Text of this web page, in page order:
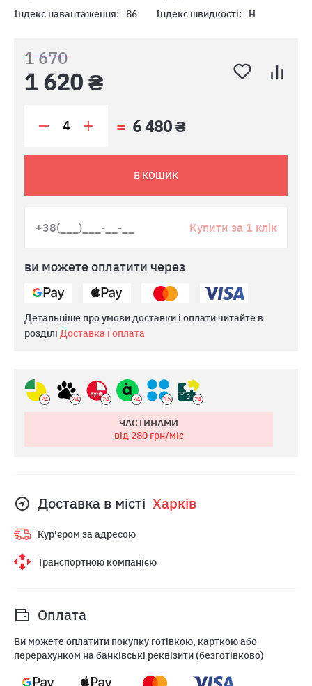
Індекс навантаження:
86 Індекс швидкості: H
1 670
1 620 ₴
6 480 ₴
В КОШИК
Купити за 1 клік
ви можете оплатити через
Детальніше про умови доставки і оплати читайте в
розділі Доставка і оплата
24 24 24 24 15 24
ЧАСТИНАМИ
від 280грн/міс
Доставка в місті Харкiв
Кур'єром за адресою
Транспортною компанією
Оплата
Ви можете оплатити покупку готівкою, карткою або
перерахунком на банківські реквізити (безготівково)